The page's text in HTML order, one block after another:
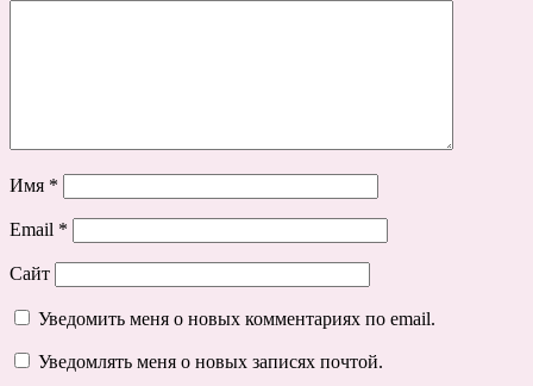
Имя *
Email *
Сайт
Уведомить меня о новых комментариях по email.
Уведомлять меня о новых записях почтой.